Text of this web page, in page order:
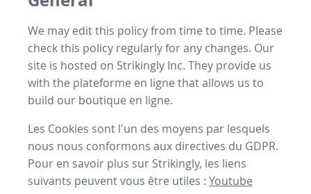
We may edit this policy from time to time. Please
check this policy regularly for any changes. Our
site is hosted on Strikingly Inc. They provide us
with the plateforme en ligne that allows us to
build our boutique en ligne.
Les Cookies sont l'un des moyens par lesquels
nous nous conformons aux directives du GDPR.
Pour en savoir plus sur Strikingly, les liens
suivants peuvent vous être utiles : Youtube